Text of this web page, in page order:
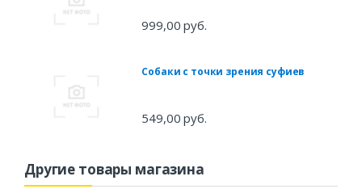
999,00 руб.
Собаки с точки зрения суфиев
549,00 руб.
Другие товары магазина